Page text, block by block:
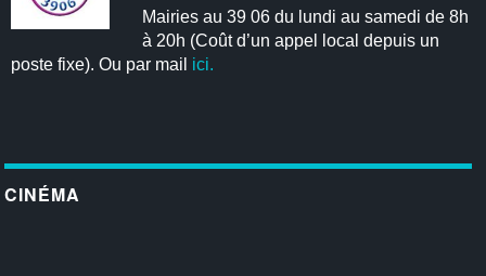
Mairies au 39 06 du lundi au samedi de 8h
à 20h (Coût d’un appel local depuis un
poste fixe). Ou par mail ici.
CINÉMA